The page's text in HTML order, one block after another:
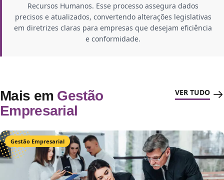
Recursos Humanos. Esse processo assegura dados
precisos e atualizados, convertendo alterações legislativas
em diretrizes claras para empresas que desejam eficiência
e conformidade.
Mais em Gestão
Empresarial
VER TUDO
Gestão Empresarial